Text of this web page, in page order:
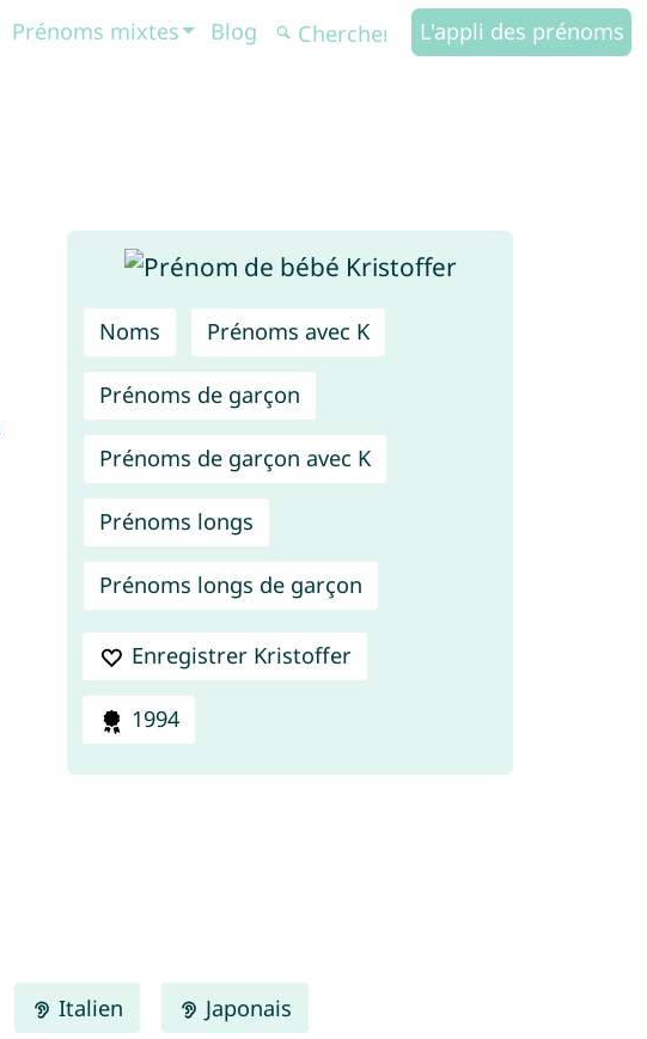
Prénoms mixtes Blog L'appli des prénoms
Noms Prénoms avec K
Prénoms de garçon
Prénoms de garçon avec K
Prénoms longs
Prénoms longs de garçon
Enregistrer Kristoffer
1994
Italien Japonais